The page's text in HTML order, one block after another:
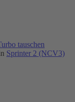
tauschen
Sprinter 2 (NCV3)